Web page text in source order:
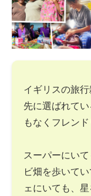
イギリスの旅
先に選ばれて
もなくフレンド
スーパーにい
ビ畑を歩いて
ェにいても、